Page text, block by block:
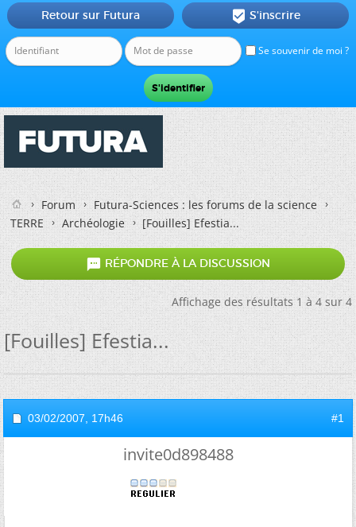
Se souvenir de moi ?
Retour sur Futura  S'inscrire
Forum
Futura-Sciences : les forums de la science
TERRE
Archéologie [Fouilles] Efestia...
 RÉPONDRE À LA DISCUSSION
Affichage des résultats 1 à 4 sur 4
[Fouilles] Efestia...
03/02/2007, 17h46 #1
invite0d898488